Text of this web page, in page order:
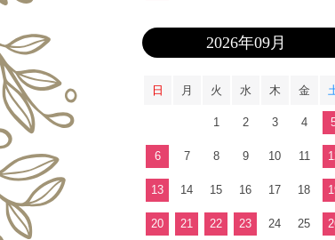
2026年09月
日 月 火 水 木 金
1 2 3 4
6 7 8 9 10 11
13 14 15 16 17 18
20 21 22 23 24 25